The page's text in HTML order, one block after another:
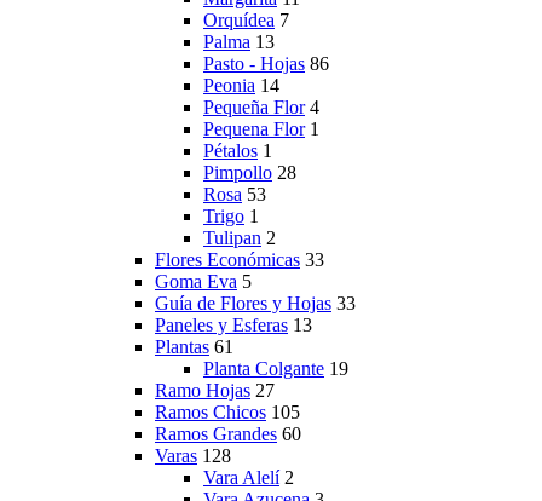
Orquídea 7
Palma 13
Pasto - Hojas 86
Peonia 14
Pequeña Flor 4
Pequena Flor 1
Pétalos 1
Pimpollo 28
Rosa 53
Trigo 1
Tulipan 2
Flores Económicas 33
Goma Eva 5
Guía de Flores y Hojas 33
Paneles y Esferas 13
Plantas 61
Planta Colgante 19
Ramo Hojas 27
Ramos Chicos 105
Ramos Grandes 60
Varas 128
Vara Alelí 2